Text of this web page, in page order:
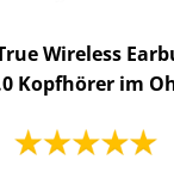
True Wireless
Kopfhörer im